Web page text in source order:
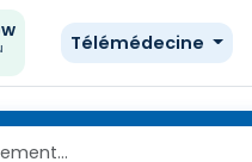
Télémédecine